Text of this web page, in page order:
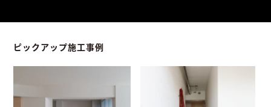
ピックアップ施工事例